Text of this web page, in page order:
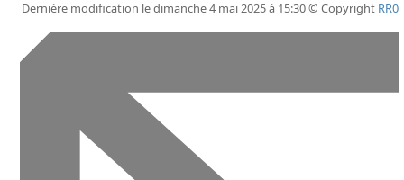
Dernière modification le dimanche 4 mai 2025 à 15:30 © Copyright RR0